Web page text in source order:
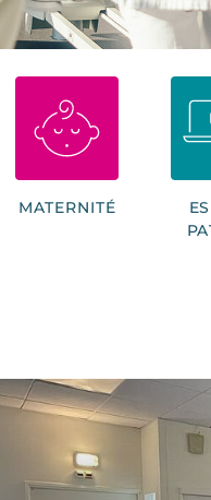
MATERNITÉ